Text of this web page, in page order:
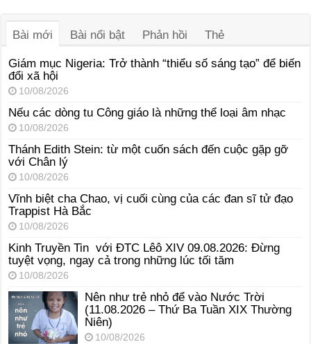
Bài mới Bài nổi bật Phản hồi Thẻ
Giám mục Nigeria: Trở thành “thiểu số sáng tạo” để biến
đổi xã hội
10/08/2026
Nếu các dòng tu Công giáo là những thể loại âm nhạc
10/08/2026
Thánh Edith Stein: từ một cuốn sách đến cuộc gặp gỡ
với Chân lý
10/08/2026
Vĩnh biệt cha Chao, vị cuối cùng của các đan sĩ tử đạo
Trappist Hà Bắc
10/08/2026
Kinh Truyền Tin với ĐTC Lêô XIV 09.08.2026: Đừng
tuyệt vọng, ngay cả trong những lúc tối tăm
10/08/2026
Nên như trẻ nhỏ để vào Nước Trời
(11.08.2026 – Thứ Ba Tuần XIX Thường
Niên)
10/08/2026